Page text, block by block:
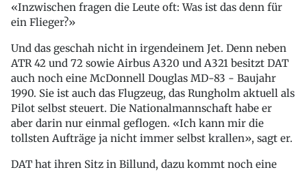
Inzwischen fragen die Leute oft: Was ist das denn für
ein Flieger?
Und das geschah nicht in irgendeinem Jet. Denn neben
ATR 42 und 72 sowie Airbus A320 und A321 besitzt DAT
auch noch eine McDonnell Douglas MD-83 - Baujahr
1990. Sie ist auch das Flugzeug, das Rungholm aktuell als
Pilot selbst steuert. Die Nationalmannschaft habe er
aber darin nur einmal geflogen. «Ich kann mir die
tollsten Aufträge ja nicht immer selbst krallen», sagt er.
DAT hat ihren Sitz in Billund, dazu kommt noch eine